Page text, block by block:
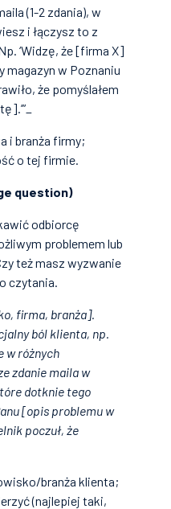
(1-2 zdania), w
i łączysz to z
‘Widzę, że [firma X]
magazyn w Poznaniu
że pomyślałem
i branża firmy;
o tej firmie.
question)
odbiorcę
problemem lub
też masz wyzwanie
czytania.
firma, branża].
ból klienta, np.
w różnych
zdanie maila w
dotknie tego
[opis problemu w
poczuł, że
branża klienta;
(najlepiej taki,